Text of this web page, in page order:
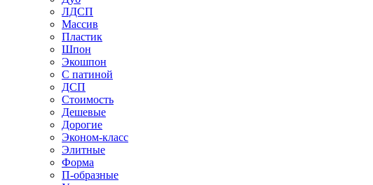
ЛДСП
Массив
Пластик
Шпон
Экошпон
С патиной
ДСП
Стоимость
Дешевые
Дорогие
Эконом-класс
Элитные
Форма
П-образные